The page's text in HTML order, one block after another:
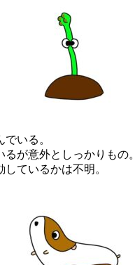
いる。
が意外としっかりもの。
しているかは不明。